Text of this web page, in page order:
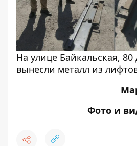
На улице Байкальская,
вынесли металл из
Фото и